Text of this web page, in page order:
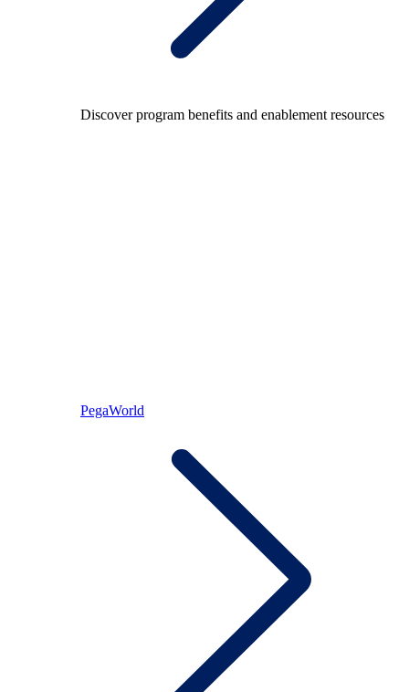
Discover program benefits and enablement resources
PegaWorld